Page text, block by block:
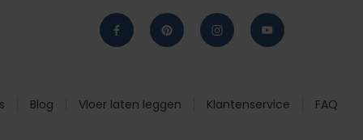
Blog Vloer laten leggen Klantenservice FAQ